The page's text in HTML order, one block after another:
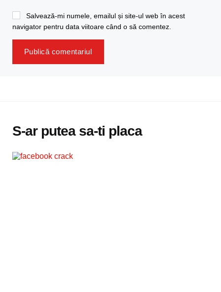
Salvează-mi numele, emailul și site-ul web în acest
navigator pentru data viitoare când o să comentez.
S-ar putea sa-ti placa